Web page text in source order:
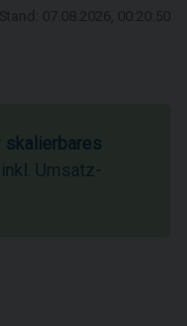
skalierbares
Umsatz-